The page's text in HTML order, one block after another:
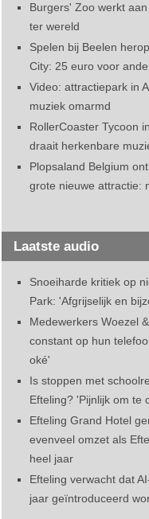
Burgers' Zoo werkt
ter wereld
Spelen bij Beelen
City: 25 euro voor
Video: attractiepark in
muziek omarmd
RollerCoaster Tycoon
draait herkenbare
Plopsaland Belgium
grote nieuwe attractie:
Laatste audio
Snoeiharde kritiek op
Park: 'Afgrijselijk en
Medewerkers Woezel
constant op hun
oké'
Is stoppen met
Efteling? 'Pijnlijk om te
Efteling Grand Hotel
evenveel omzet als
heel jaar
Efteling verwacht dat
jaar geïntroduceerd